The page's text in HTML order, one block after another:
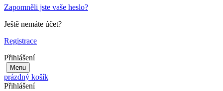
Zapomněli jste vaše heslo?
Ještě nemáte účet?
Registrace
Přihlášení
Menu
prázdný košík
Přihlášení